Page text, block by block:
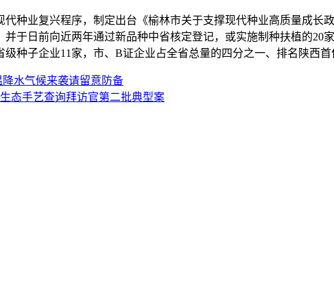
业复兴程序，制定出台《榆林市关于支撑现代种业高质量成长
并于日前向近两年通过新品种中省核定登记，或实施制种扶植的
种子企业11家，市、B证企业占全省总量的四分之一、排名陕西首
降水气候来袭请留意防备
态手艺查询拜访官第二批典型案